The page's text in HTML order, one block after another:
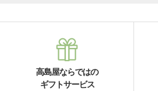
高島屋ならではの
ギフトサービス